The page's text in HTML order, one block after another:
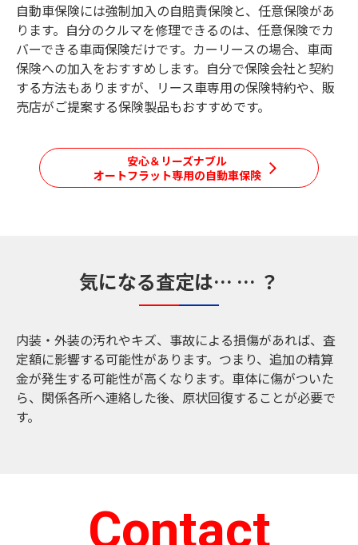
自動車保険には強制加入の自賠責保険と、任意保険があ
ります。自分のクルマを修理できるのは、任意保険でカ
バーできる車両保険だけです。カーリースの場合、車両
保険への加入をおすすめします。自分で保険会社と契約
する方法もありますが、リース車専用の保険特約や、販
売店がご提案する保険製品もおすすめです。
安心＆リーズナブル
オートフラット専用の自動車保険
気になる査定は… … ？
内装・外装の汚れやキズ、事故による損傷があれば、査
定額に影響する可能性があります。つまり、追加の精算
金が発生する可能性が高くなります。車体に傷がついた
ら、関係各所へ連絡した後、原状回復することが必要で
す。
Contact